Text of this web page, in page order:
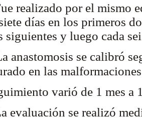
realizado por el mismo
días en los primeros
siguientes y luego cada
se calibró
en las
varió de 1 mes a
se realizó